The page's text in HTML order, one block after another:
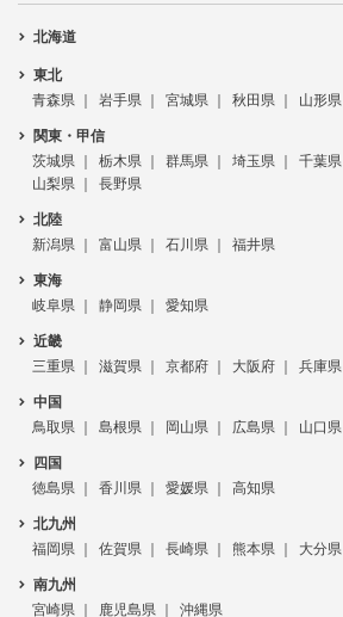
北海道
東北
青森県
岩手県 宮城県 秋田県 山形県
関東・甲信
茨城県
栃木県 群馬県 埼玉県 千葉県
山梨県
長野県
北陸
新潟県
富山県 石川県 福井県
東海
岐阜県
静岡県 愛知県
近畿
三重県
滋賀県 京都府 大阪府 兵庫県
中国
鳥取県
島根県 岡山県 広島県 山口県
四国
徳島県
香川県 愛媛県 高知県
北九州
福岡県
佐賀県 長崎県 熊本県 大分県
南九州
宮崎県
鹿児島県 沖縄県